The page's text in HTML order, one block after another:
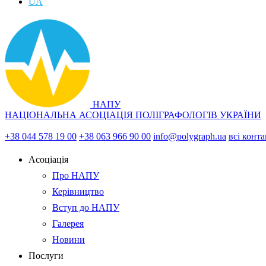
НАПУ
НАЦІОНАЛЬНА АСОЦІАЦІЯ ПОЛІГРАФОЛОГІВ УКРАЇНИ
+38 044 578 19 00 +38 063 966 90 00 info@polygraph.ua всі
Асоціація
Про НАПУ
Керівництво
Вступ до НАПУ
Галерея
Новини
Послуги